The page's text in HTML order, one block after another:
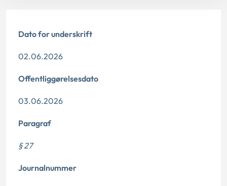
Dato for underskrift
02.06.2026
Offentliggørelsesdato
03.06.2026
Paragraf
§ 27
Journalnummer